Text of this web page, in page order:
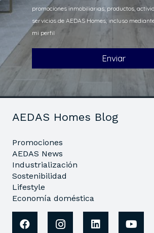
AEDAS Homes Blog
Promociones
AEDAS News
Industrialización
Sostenibilidad
Lifestyle
Economía doméstica